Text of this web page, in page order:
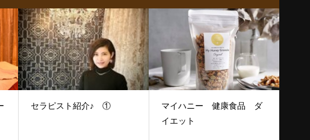
セラピスト紹介♪ ①
マイハニー 健康食品 ダ
イエット